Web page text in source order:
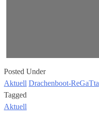
Posted Under
Aktuell Drachenboot-ReGaTta
Tagged
Aktuell